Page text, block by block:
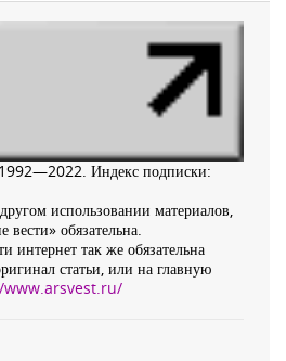
Индекс подписки:
использовании материалов,
вести» обязательна.
интернет так же обязательна
статьи, или на главную